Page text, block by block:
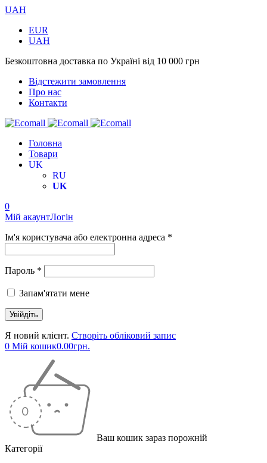
UAH
EUR
UAH
Безкоштовна доставка по Україні від 10 000 грн
Відстежити замовлення
Про нас
Контакти
Головна
Товари
UK
RU
UK
0
Мій акаунтЛогін
Ім'я користувача або електронна адреса *
Пароль *
Запам'ятати мене
Я новий клієнт. Створіть обліковий запис
0 Мій кошик0.00грн.
Ваш кошик зараз порожній
Категорії